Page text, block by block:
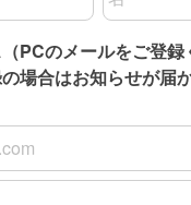
PCのメールをご登
場合はお知らせが届
PCのメールをご登
PCのメールをご登